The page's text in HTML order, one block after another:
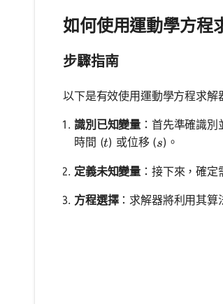
如何使用運動學方程
步驟指南
以下是有效使用運動學方程求解
識別已知變量 ：首先準確識
時間 (t
t) 或位移 (s
s)。
定義未知變量 ：接下來，確
方程選擇：求解器將利用其算